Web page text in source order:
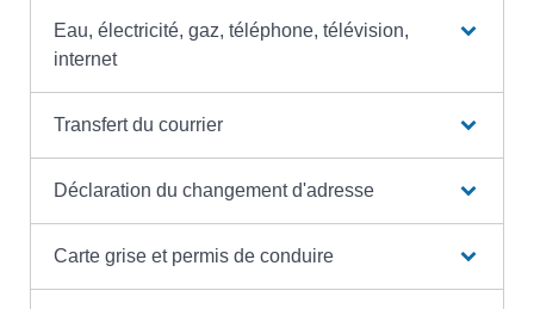
Eau, électricité, gaz, téléphone, télévision,
internet
Transfert du courrier
Déclaration du changement d'adresse
Carte grise et permis de conduire